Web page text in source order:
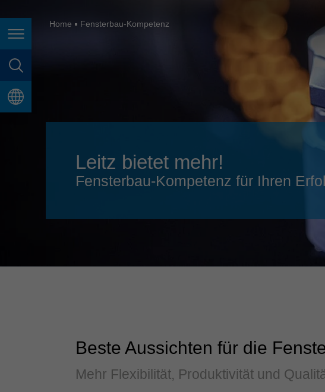
Seitensuche
Sprache
italiano
Japan (日本) 日本語
Magyarország
Malaysia
México
Home Fensterbau-Kompetenz
Leitz bietet mehr!
Fensterbau-Kompetenz für Ihren
Beste Aussichten für die
Mehr Flexibilität, Produktivität und